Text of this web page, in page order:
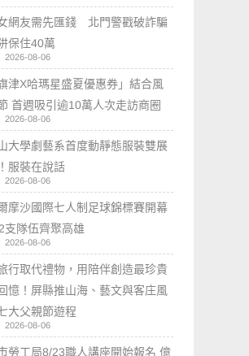
網友需先匯錢 北門警戳破詐騙
保住40萬
2026-08-06
旗津X哈瑪星盛夏優惠券」結合風
首週吸引逾10萬人次走訪商圈
2026-08-06
大學劇藝系首度動靜態服裝雙展
服裝在說話
2026-08-06
摩沙國際七人制足球錦標賽開幕
支隊伍齊聚高雄
2026-08-06
行取代禮物，用陪伴創造最珍貴
憶！屏縣推山海、藝文與客庄風
大父親節遊程
2026-08-06
勞工局8/23職人講座開始報名 億